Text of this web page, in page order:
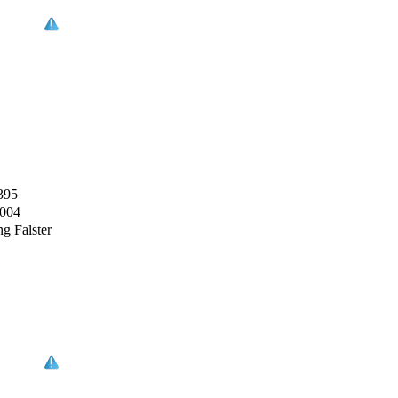
Falster